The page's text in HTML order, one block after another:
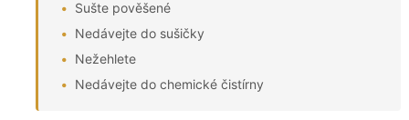
Sušte pověšené
Nedávejte do sušičky
Nežehlete
Nedávejte do chemické čistírny